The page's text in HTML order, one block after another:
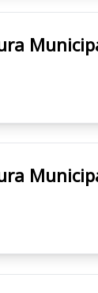
SP
SP